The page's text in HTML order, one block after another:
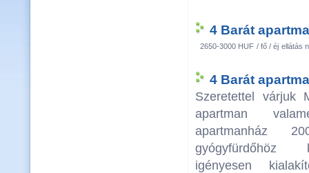
4 Barát
2650-3000 HUF / fő / éj ellátás
4 Barát
Szeretettel várjuk
apartman
apartmanház
gyógyfürdőhöz
igényesen